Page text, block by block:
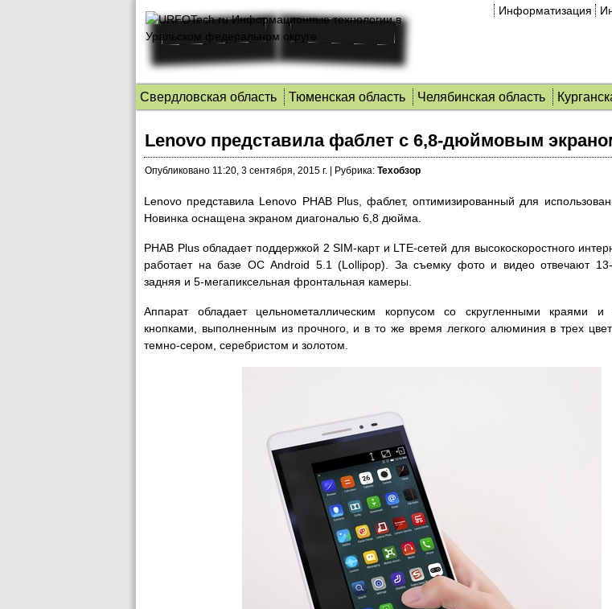
Информатизация
Свердловская область Тюменская область Челябинская область
Lenovo представила фаблет c 6,8-дюймовым
Опубликовано 11:20, 3 сентября, 2015 г. Рубрика: Техобзор
Lenovo представила Lenovo PHAB Plus, фаблет, оптимизированный для
Новинка оснащена экраном диагональю 6,8 дюйма.
PHAB Plus обладает поддержкой 2 SIM-карт и LTE-сетей для высокоскоростного
работает на базе ОС Android 5.1 (Lollipop). За съемку фото и видео отвечают 13-
задняя и 5-мегапиксельная фронтальная камеры.
Аппарат обладает цельнометаллическим корпусом со скругленными краями и
кнопками, выполненным из прочного, и в то же время легкого алюминия в трех
темно-сером, серебристом и золотом.